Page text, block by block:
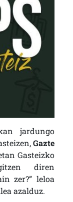
jardungo
Gazte
Gasteizko
diren
zer?” leloa
azalduz.